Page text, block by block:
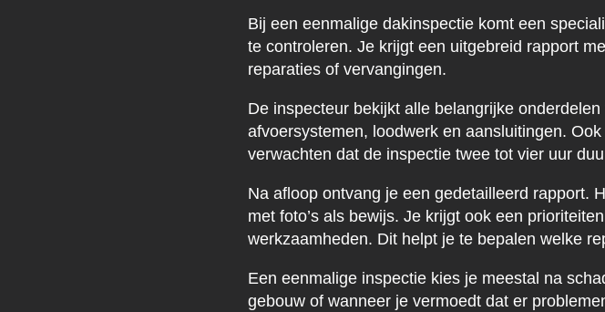
Bij een eenmalige dakinspectie komt een
te controleren. Je krijgt een uitgebreid rapport
reparaties of vervangingen.
De inspecteur bekijkt alle belangrijke
afvoersystemen, loodwerk en aansluitingen.
verwachten dat de inspectie twee tot vier uur
Na afloop ontvang je een gedetailleerd rapport.
met foto’s als bewijs. Je krijgt ook een
werkzaamheden. Dit helpt je te bepalen welke
Een eenmalige inspectie kies je meestal na
gebouw of wanneer je vermoedt dat er